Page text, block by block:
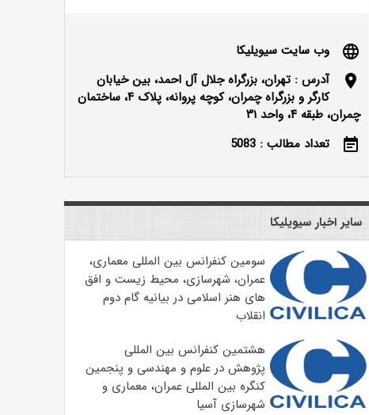
language
وب سایت سیویلیکا
location_on
آدرس : تهران، بزرگراه جلال آل احمد، بین خیابان
کارگر و بزرگراه چمران، کوچه پروانه، پلاک ۴، ساختمان
چمران، طبقه ۴، واحد ۳۱
event_note
تعداد مطالب : 5083
سایر اخبار سیویلیکا
سومین کنفرانس بین المللی معماری،
عمران، شهرسازی، محیط زیست و افق
های هنر اسلامی در بیانیه گام دوم
انقلاب
هشتمین کنفرانس بین المللی
پژوهش در علوم و مهندسی و پنجمین
کنگره بین المللی عمران، معماری و
شهرسازی آسیا